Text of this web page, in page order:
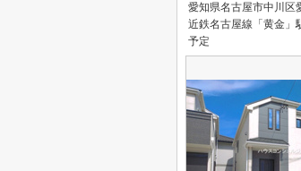
愛知県名古屋市中川区
近鉄名古屋線「黄金」
予定